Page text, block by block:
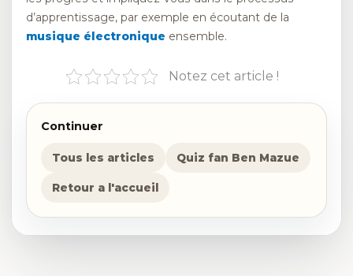
d’apprentissage, par exemple en écoutant de la
musique électronique ensemble.
Notez cet article !
Continuer
Tous les articles Quiz fan Ben Mazue
Retour a l'accueil